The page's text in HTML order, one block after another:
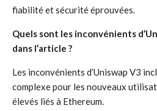
fiabilité et sécurité éprouvées.
Quels sont les inconvénients
dans l’article ?
Les inconvénients d’Uniswap V3
complexe pour les nouveaux
élevés liés à Ethereum.